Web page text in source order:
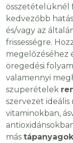
összetételüknél
kedvezőbb
és/vagy az
frissességre.
megelőzéséhez
öregedési
valamennyi
szuperételek
szervezet
vitaminokban,
más